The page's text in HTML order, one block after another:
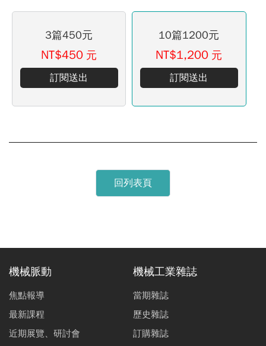
3篇450元
NT$450 元
訂閱送出
10篇1200元
NT$1,200 元
訂閱送出
回列表頁
機械脈動
焦點報導
最新課程
近期展覽、研討會
機械工業雜誌
當期雜誌
歷史雜誌
訂購雜誌